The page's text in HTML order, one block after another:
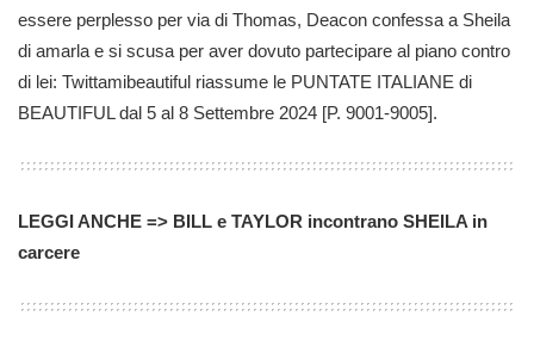
essere perplesso per via di Thomas, Deacon confessa a Sheila
di amarla e si scusa per aver dovuto partecipare al piano contro
di lei: Twittamibeautiful riassume le PUNTATE ITALIANE di
BEAUTIFUL dal 5 al 8 Settembre 2024 [P. 9001-9005].
LEGGI ANCHE => BILL e TAYLOR incontrano SHEILA in
carcere